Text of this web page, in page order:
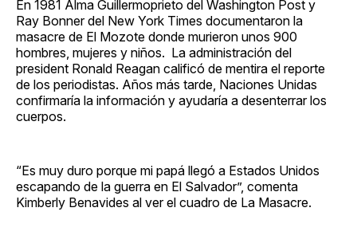
En 1981 Alma Guillermoprieto del Washington Post y
Ray Bonner del New York Times documentaron la
masacre de El Mozote donde murieron unos 900
hombres, mujeres y niños. La administración del
president Ronald Reagan calificó de mentira el reporte
de los periodistas. Años más tarde, Naciones Unidas
confirmaría la información y ayudaría a desenterrar los
cuerpos.
“Es muy duro porque mi papá llegó a Estados Unidos
escapando de la guerra en El Salvador”, comenta
Kimberly Benavides al ver el cuadro de La Masacre.